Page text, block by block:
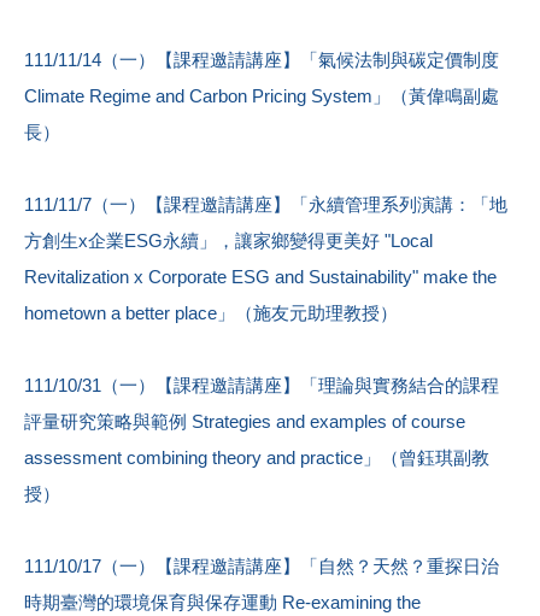
111/11/14（一）【課程邀請講座】「氣候法制與碳定價制度
Climate Regime and Carbon Pricing System」（黃偉鳴副處
長）
111/11/7（一）【課程邀請講座】「永續管理系列演講：「地
方創生x企業ESG永續」，讓家鄉變得更美好 "Local
Revitalization x Corporate ESG and Sustainability" make the
hometown a better place」（施友元助理教授）
111/10/31（一）【課程邀請講座】「理論與實務結合的課程
評量研究策略與範例 Strategies and examples of course
assessment combining theory and practice」（曾鈺琪副教
授）
111/10/17（一）【課程邀請講座】「自然？天然？重探日治
時期臺灣的環境保育與保存運動 Re-examining the